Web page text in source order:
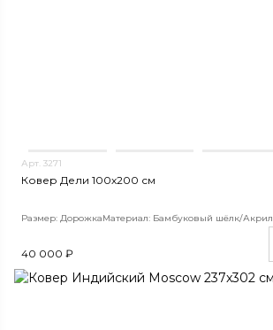
Арт. 3271
Ковер Дели 100х200 см
Размер: ДорожкаМатериал: Бамбуковый шёлк/Акрил
40 000 ₽